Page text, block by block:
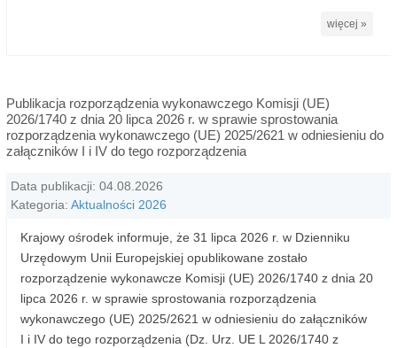
więcej »
Publikacja rozporządzenia wykonawczego Komisji (UE)
2026/1740 z dnia 20 lipca 2026 r. w sprawie sprostowania
rozporządzenia wykonawczego (UE) 2025/2621 w odniesieniu do
załączników I i IV do tego rozporządzenia
Data publikacji: 04.08.2026
Kategoria: Aktualności 2026
Krajowy ośrodek informuje, że 31 lipca 2026 r. w Dzienniku
Urzędowym Unii Europejskiej opublikowane zostało
rozporządzenie wykonawcze Komisji (UE) 2026/1740 z dnia 20
lipca 2026 r. w sprawie sprostowania rozporządzenia
wykonawczego (UE) 2025/2621 w odniesieniu do załączników
I i IV do tego rozporządzenia (Dz. Urz. UE L 2026/1740 z